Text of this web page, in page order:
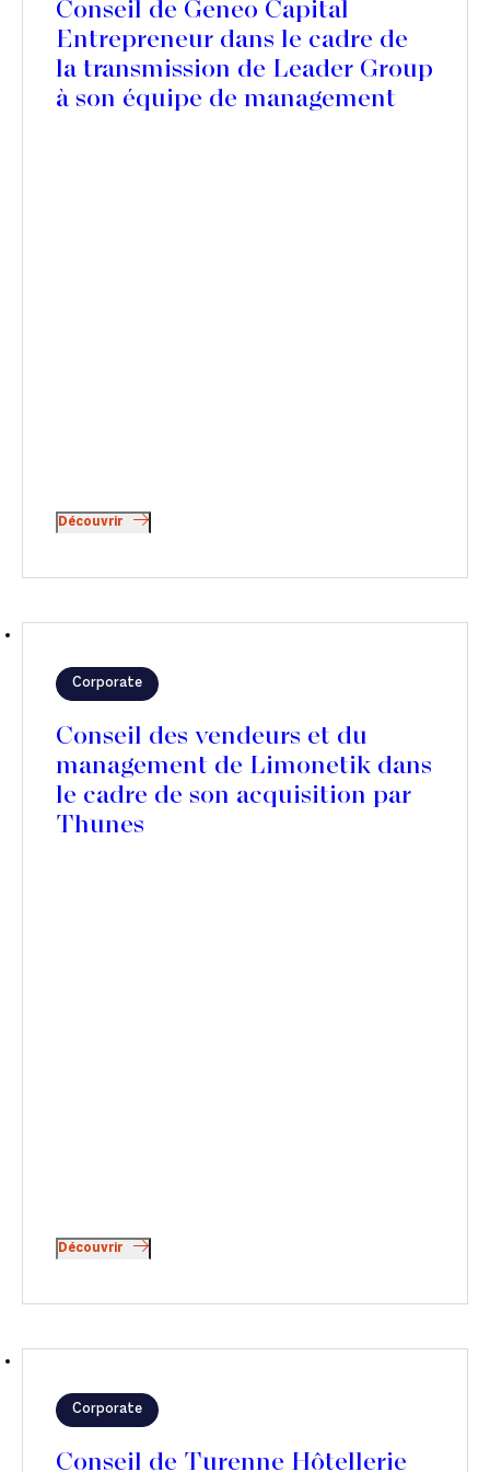
Conseil de Geneo Capital
Entrepreneur dans le cadre de
la transmission de Leader Group
à son équipe de management
Découvrir
Corporate
Conseil des vendeurs et du
management de Limonetik dans
le cadre de son acquisition par
Thunes
Découvrir
Corporate
Conseil de Turenne Hôtellerie